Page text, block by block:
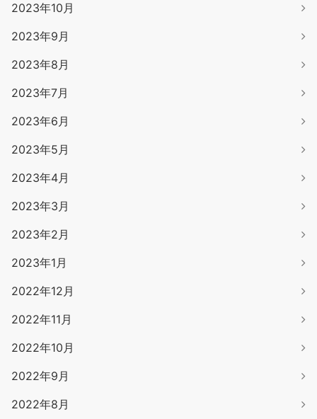
2023年10月
2023年9月
2023年8月
2023年7月
2023年6月
2023年5月
2023年4月
2023年3月
2023年2月
2023年1月
2022年12月
2022年11月
2022年10月
2022年9月
2022年8月